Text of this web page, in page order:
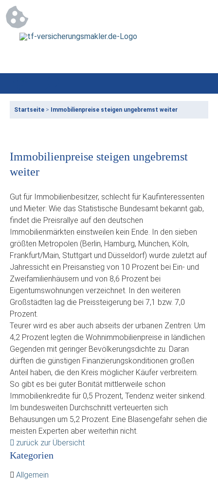
Startseite > Immobilienpreise steigen ungebremst weiter
Immobilienpreise steigen ungebremst
weiter
Gut für Immobilienbesitzer, schlecht für Kaufinteressenten
und Mieter: Wie das Statistische Bundesamt bekannt gab,
findet die Preisrallye auf den deutschen
Immobilienmärkten einstweilen kein Ende. In den sieben
größten Metropolen (Berlin, Hamburg, München, Köln,
Frankfurt/Main, Stuttgart und Düsseldorf) wurde zuletzt auf
Jahressicht ein Preisanstieg von 10 Prozent bei Ein- und
Zweifamilienhäusern und von 8,6 Prozent bei
Eigentumswohnungen verzeichnet. In den weiteren
Großstädten lag die Preissteigerung bei 7,1 bzw. 7,0
Prozent.
Teurer wird es aber auch abseits der urbanen Zentren: Um
4,2 Prozent legten die Wohnimmobilienpreise in ländlichen
Gegenden mit geringer Bevölkerungsdichte zu. Daran
dürften die günstigen Finanzierungskonditionen großen
Anteil haben, die den Kreis möglicher Käufer verbreitern.
So gibt es bei guter Bonität mittlerweile schon
Immobilienkredite für 0,5 Prozent, Tendenz weiter sinkend.
Im bundesweiten Durchschnitt verteuerten sich
Behausungen um 5,2 Prozent. Eine Blasengefahr sehen die
meisten Experten aber weiterhin nicht.
zurück zur Übersicht
Kategorien
Allgemein